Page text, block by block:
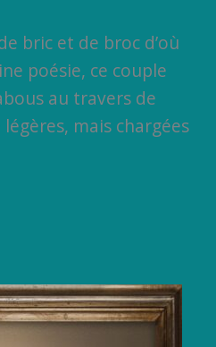
bric et de broc d’où
poésie, ce couple
au travers de
légères, mais chargées